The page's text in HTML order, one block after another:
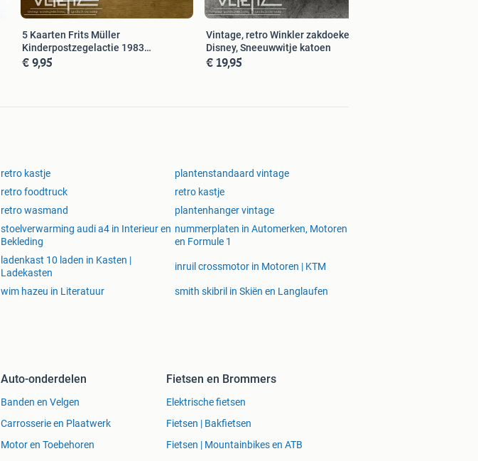
5 Kaarten Frits Müller
Kinderpostzegelactie 1983
wenskaart
€ 9,95
Vintage, retro Winkler zakdoeken
Disney, Sneeuwwitje katoen
€ 19,95
retro kastje
plantenstandaard vintage
retro foodtruck
retro kastje
retro wasmand plantenhanger vintage
stoelverwarming audi a4 in Interieur en
Bekleding
nummerplaten in Automerken, Motoren
en Formule 1
ladenkast 10 laden in Kasten |
Ladekasten
inruil crossmotor in Motoren | KTM
wim hazeu in Literatuur smith skibril in Skiën en Langlaufen
Auto-onderdelen
Banden en Velgen
Carrosserie en Plaatwerk
Motor en Toebehoren
Fietsen en Brommers
Elektrische fietsen
Fietsen | Bakfietsen
Fietsen | Mountainbikes en ATB